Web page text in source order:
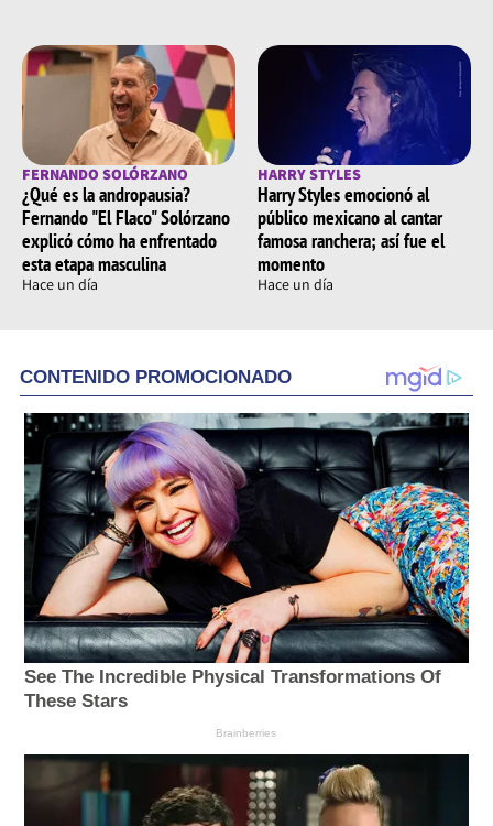
FERNANDO SOLÓRZANO
¿Qué es la andropausia?
Fernando "El Flaco" Solórzano
explicó cómo ha enfrentado
esta etapa masculina
Hace un día
HARRY STYLES
Harry Styles emocionó al
público mexicano al cantar
famosa ranchera; así fue el
momento
Hace un día